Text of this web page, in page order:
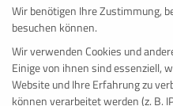
BAUMANN CONTAINER
Hauptdepot Bonn
Wir benötigen Ihre Zustimmung,
besuchen können.
Wir verwenden Cookies und
Einige von ihnen sind essenziell,
Website und Ihre Erfahrung zu
können verarbeitet werden (z. B.